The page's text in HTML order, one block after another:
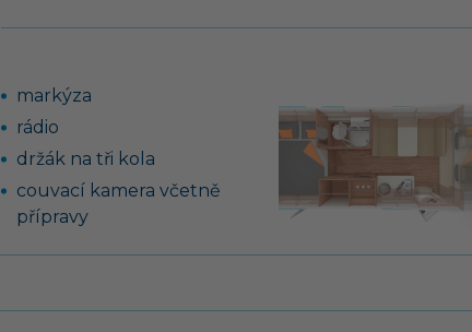
markýza
rádio
držák na tři kola
couvací kamera včetně
přípravy